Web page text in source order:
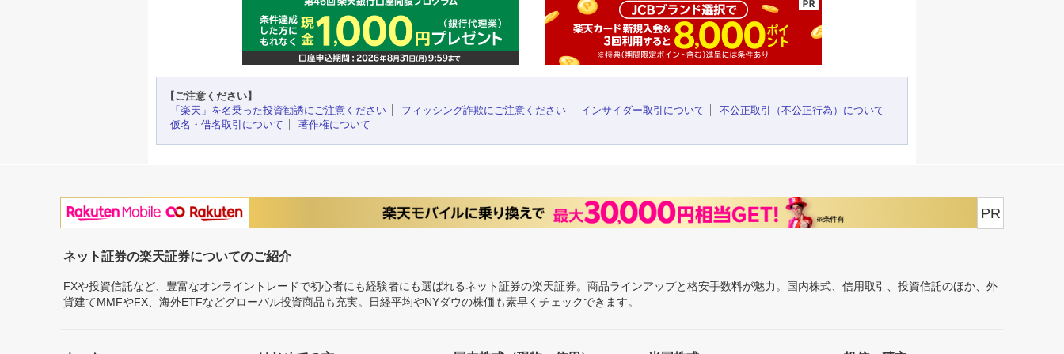
【ご注意ください】
「楽天」を名乗った投資勧誘にご注意ください
フィッシング詐欺にご注意ください インサイダー取引について
不公正取引（不公正行為）について
仮名・借名取引について
著作権について
PR
ネット証券の楽天証券についてのご紹介
FXや投資信託など、豊富なオンライントレードで初心者にも経験者にも選ばれるネット証券の楽天証券。商品ラインアップと格安手数料が魅力。国内株式、信用取引、投資信託のほか、外
貨建てMMFやFX、海外ETFなどグローバル投資商品も充実。日経平均やNYダウの株価も素早くチェックできます。